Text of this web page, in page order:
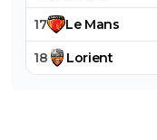
17 Le Mans
18 Lorient